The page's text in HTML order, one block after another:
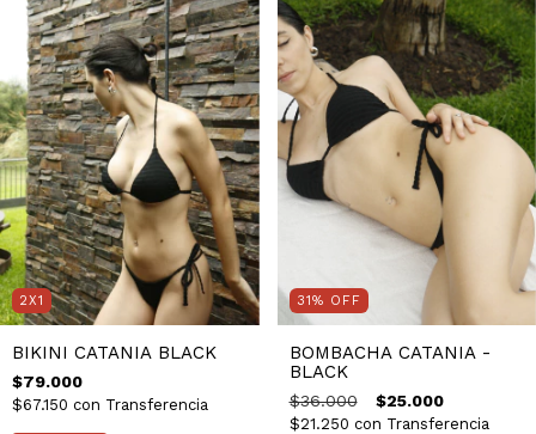
2X1
BIKINI CATANIA BLACK
$79.000
$67.150 con Transferencia
31% OFF
BOMBACHA CATANIA -
BLACK
$36.000 $25.000
$21.250 con Transferencia